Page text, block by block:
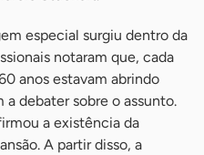
especial surgiu dentro da
notaram que, cada
anos estavam abrindo
debater sobre o assunto.
a existência da
A partir disso, a